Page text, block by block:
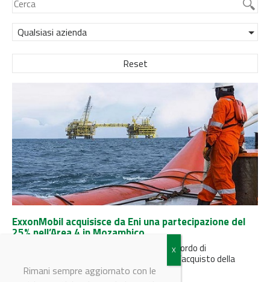
Qualsiasi azienda
Reset
ExxonMobil acquisisce da Eni una partecipazione del
25% nell’Area 4 in Mozambico
ExxonMobil ed Eni hanno firmato oggi un accordo di
compravendita che consente a ExxonMobil l’acquisto della
partecipazione del 25% da...
Rimani sempre aggiornato con le